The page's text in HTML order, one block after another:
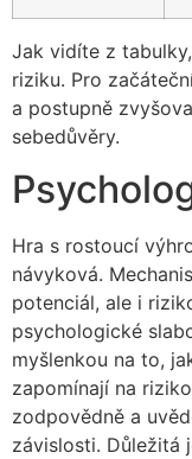
Jak vidíte z
riziku. Pro
a postupně
sebedůvěry.
Hra s rostoucí
návyková.
potenciál, ale i
psychologické
myšlenkou na to,
zapomínají na
zodpovědně a
závislosti. Důležitá